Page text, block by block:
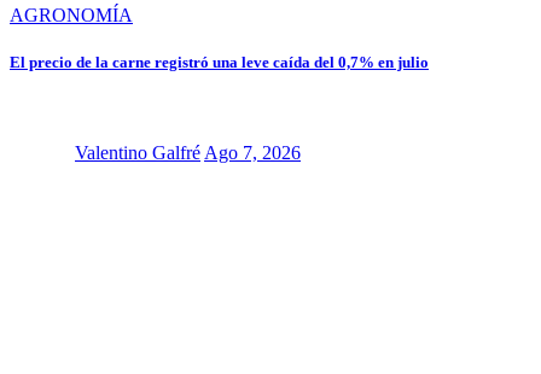
AGRONOMÍA
El precio de la carne registró una leve caída del 0,7% en julio
Valentino Galfré Ago 7, 2026